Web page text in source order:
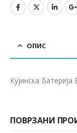
ОПИС
Кујинска
ПОВРЗАНИ